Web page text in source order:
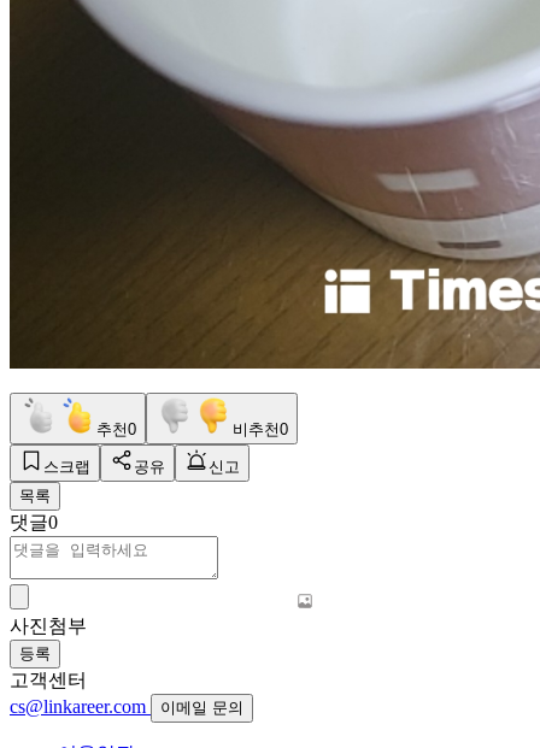
추천0 비추천0
스크랩 공유
신고
목록
댓글0
사진첨부
등록
고객센터
cs@linkareer.com
이메일 문의